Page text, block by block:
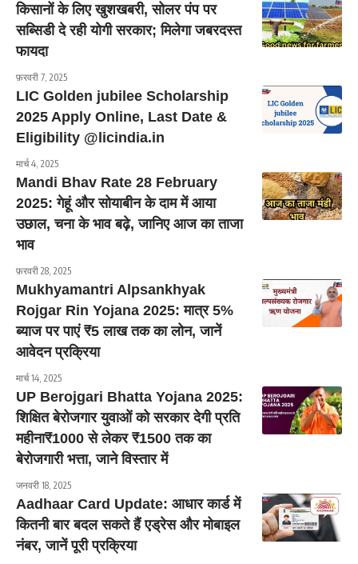
किसानों के लिए खुशखबरी, सोलर पंप पर
सब्सिडी दे रही योगी सरकार; मिलेगा जबरदस्त
फायदा
फ़रवरी 7, 2025
LIC Golden jubilee Scholarship
2025 Apply Online, Last Date &
Eligibility @licindia.in
मार्च 4, 2025
Mandi Bhav Rate 28 February
2025: गेहूं और सोयाबीन के दाम में आया
उछाल, चना के भाव बढ़े, जानिए आज का ताजा
भाव
फ़रवरी 28, 2025
Mukhyamantri Alpsankhyak
Rojgar Rin Yojana 2025: मात्र 5%
ब्याज पर पाएं ₹5 लाख तक का लोन, जानें
आवेदन प्रक्रिया
मार्च 14, 2025
UP Berojgari Bhatta Yojana 2025:
शिक्षित बेरोजगार युवाओं को सरकार देगी प्रति
महीना₹1000 से लेकर ₹1500 तक का
बेरोजगारी भत्ता, जाने विस्तार में
जनवरी 18, 2025
Aadhaar Card Update: आधार कार्ड में
कितनी बार बदल सकते हैं एड्रेस और मोबाइल
नंबर, जानें पूरी प्रक्रिया